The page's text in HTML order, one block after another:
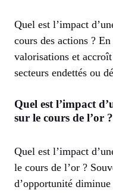
Quel est l’impact
cours des actions ?
valorisations et
secteurs endettés ou
Quel est l’impact
sur le cours de l’or ?
Quel est l’impact
le cours de l’or ?
d’opportunité